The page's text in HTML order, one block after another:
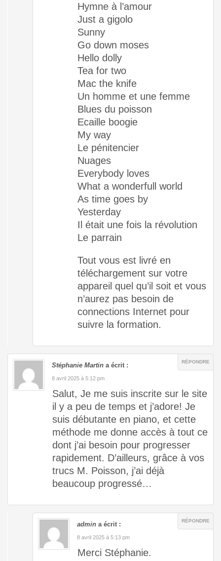
Hymne à l’amour
Just a gigolo
Sunny
Go down moses
Hello dolly
Tea for two
Mac the knife
Un homme et une femme
Blues du poisson
Ecaille boogie
My way
Le pénitencier
Nuages
Everybody loves
What a wonderfull world
As time goes by
Yesterday
Il était une fois la révolution
Le parrain
Tout vous est livré en
téléchargement sur votre
appareil quel qu’il soit et vous
n’aurez pas besoin de
connections Internet pour
suivre la formation.
Stéphanie Martin a écrit : RÉPONDRE
8 avril 2025 à 5:12 pm
Salut, Je me suis inscrite sur le site
il y a peu de temps et j’adore! Je
suis débutante en piano, et cette
méthode me donne accès à tout ce
dont j’ai besoin pour progresser
rapidement. D’ailleurs, grâce à vos
trucs M. Poisson, j’ai déjà
beaucoup progressé…
admin a écrit : RÉPONDRE
8 avril 2025 à 5:13 pm
Merci Stéphanie.